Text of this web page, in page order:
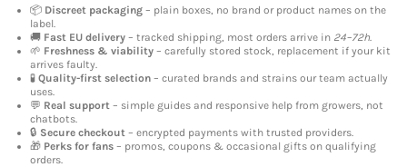
📦 Discreet packaging – plain boxes, no brand or product names on the
label.
🚚 Fast EU delivery – tracked shipping, most orders arrive in 24–72h
🌱 Freshness & viability – carefully stored stock, replacement if your kit
arrives faulty.
🧪 Quality-first selection – curated brands and strains our team actually
uses.
💬 Real support – simple guides and responsive help from growers, not
chatbots.
🔒 Secure checkout – encrypted payments with trusted providers.
🎁 Perks for fans – promos, coupons & occasional gifts on qualifying
orders.